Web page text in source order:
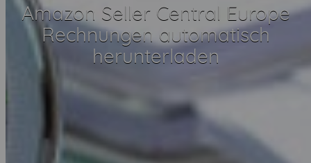
Amazon Seller Central Europe
Rechnungen automatisch
herunterladen